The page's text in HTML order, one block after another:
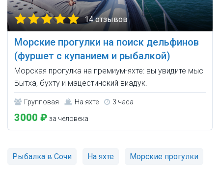
14 отзывов
Морские прогулки на поиск дельфинов
(фуршет с купанием и рыбалкой)
Морская прогулка на премиум-яхте: вы увидите мыс
Бытха, бухту и мацестинский виадук.
Групповая На яхте 3 часа
3000 ₽ за человека
Рыбалка в Сочи На яхте Морские прогулки